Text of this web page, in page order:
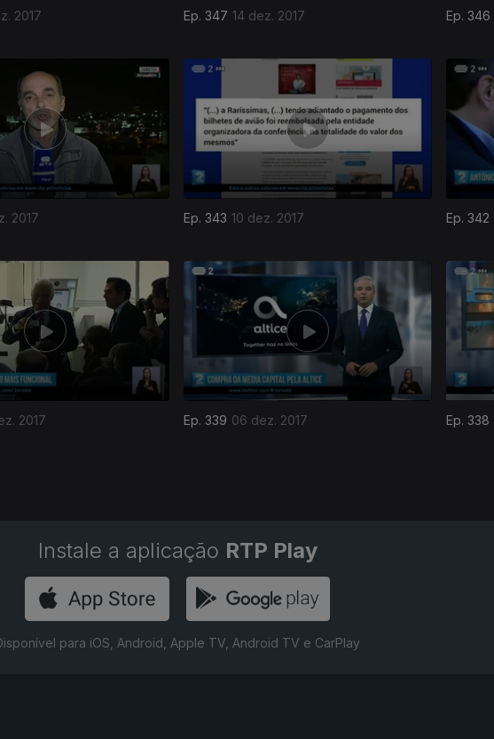
2017 Ep. 347 14 dez. 2017 Ep. 346
2017 Ep. 343 10 dez. 2017 Ep. 342
2017 Ep. 339 06 dez. 2017 Ep. 338
Instale a aplicação RTP Play
para iOS, Android, Apple TV, Android TV e CarPlay